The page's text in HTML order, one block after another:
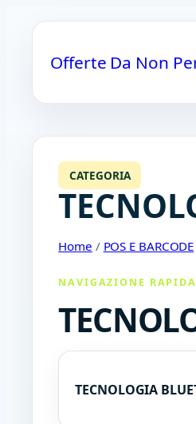
Offerte Da Non
CATEGORIA
Home / POS E BARCODE
NAVIGAZIONE RAPIDA
TECNOLOGIA